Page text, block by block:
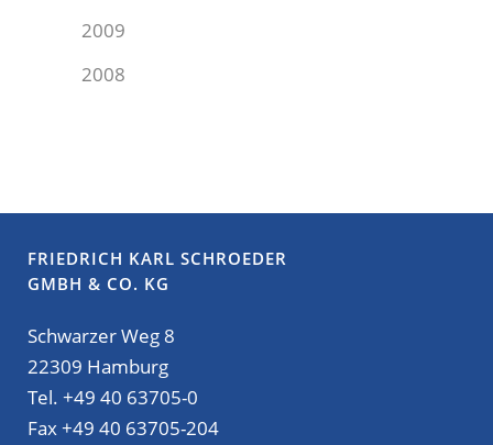
2009
2008
FRIEDRICH KARL SCHROEDER
GMBH & CO. KG
Schwarzer Weg 8
22309 Hamburg
Tel. +49 40 63705-0
Fax +49 40 63705-204